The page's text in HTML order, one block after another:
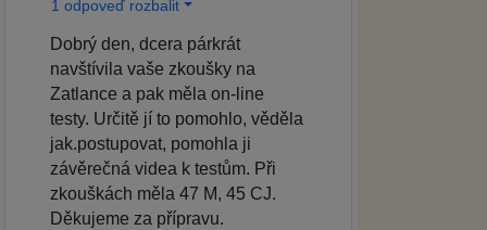
1 odpoveď rozbalit
Dobrý den, dcera párkrát
navštívila vaše zkoušky na
Zatlance a pak měla on-line
testy. Určitě jí to pomohlo, věděla
jak.postupovat, pomohla ji
závěrečná videa k testům. Při
zkouškách měla 47 M, 45 CJ.
Děkujeme za přípravu.